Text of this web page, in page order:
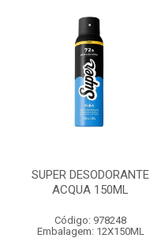
SUPER DESODORANTE
ACQUA 150ML
Código: 978248
Embalagem: 12X150ML